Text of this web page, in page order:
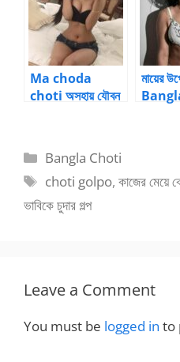
Ma choda
choti অসহায় যৌবন
মায়ের
Categories
Bangla Choti
Tags
choti golpo,কাজের মেয়ে
ভাবিকে চুদার গল্প
Leave a Comment
You must be logged in to